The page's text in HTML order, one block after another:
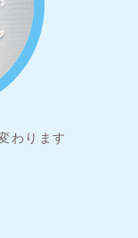
わります